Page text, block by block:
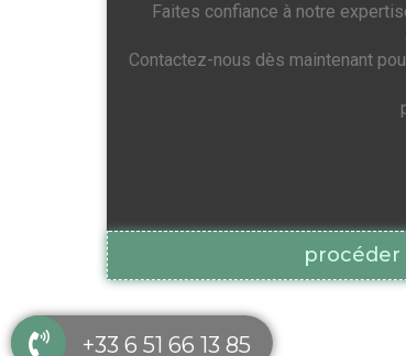
Faites confiance à notre
Contactez-nous dès maintenant
procéder
+33 6 51 66 13 85